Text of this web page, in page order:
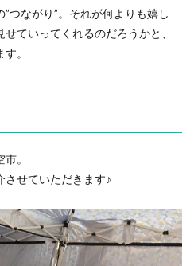
つながり”。それが何よりも嬉し
ていってくれるのだろうかと、
。
。
させていただきます♪